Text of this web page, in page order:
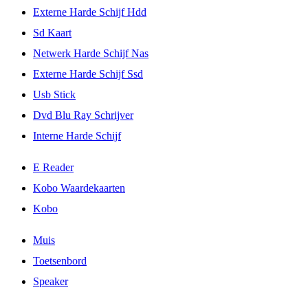
Externe Harde Schijf Hdd
Sd Kaart
Netwerk Harde Schijf Nas
Externe Harde Schijf Ssd
Usb Stick
Dvd Blu Ray Schrijver
Interne Harde Schijf
E Reader
Kobo Waardekaarten
Kobo
Muis
Toetsenbord
Speaker